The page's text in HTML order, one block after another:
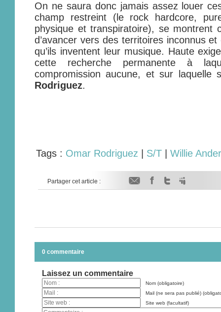
On ne saura donc jamais assez louer
champ restreint (le rock hardcore,
physique et transpiratoire), se montrent
d’avancer vers des territoires inconnus
qu’ils inventent leur musique. Haute
cette recherche permanente à
compromission aucune, et sur laquelle
Rodriguez.
Tags : Omar Rodriguez S/T Willie
Partager cet article :
0 commentaire
Laissez un commentaire
Nom (obligatoire)
Mail (ne sera pas publié)
Site web (facultatif)